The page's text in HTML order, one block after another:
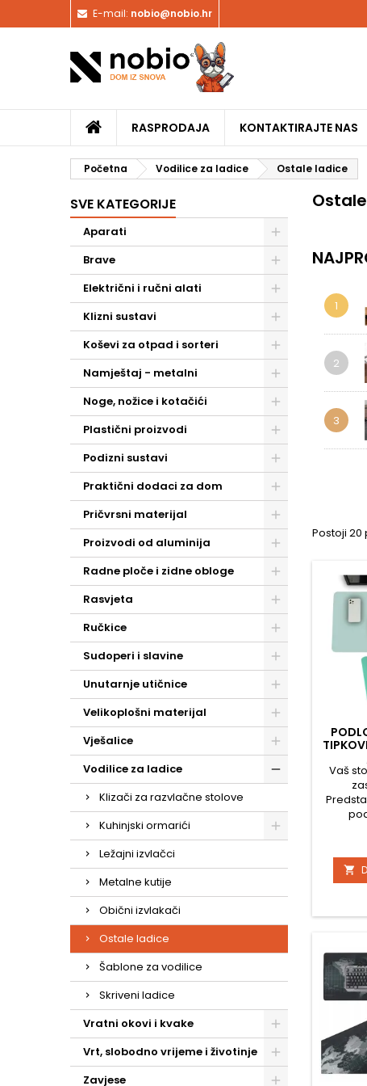
E-mail: nobio@nobio.hr
RASPRODAJA KONTAKTIRAJTE NAS
Početna Vodilice za ladice Ostale ladice
SVE KATEGORIJE
Aparati
Brave
Električni i ručni alati
Klizni sustavi
Koševi za otpad i sorteri
Namještaj - metalni
Noge, nožice i kotačići
Plastični proizvodi
Podizni sustavi
Praktični dodaci za dom
Pričvrsni materijal
Proizvodi od aluminija
Radne ploče i zidne obloge
Rasvjeta
Ručkice
Sudoperi i slavine
Unutarnje utičnice
Velikoplošni materijal
Vješalice
Vodilice za ladice
Klizači za razvlačne stolove
Kuhinjski ormarići
Ležajni izvlačci
Metalne kutije
Obični izvlakači
Ostale ladice
Šablone za vodilice
Skriveni ladice
Vratni okovi i kvake
Vrt, slobodno vrijeme i životinje
Zavjese
1
2
3
Postoji 20
Vaš
nije
na
je
